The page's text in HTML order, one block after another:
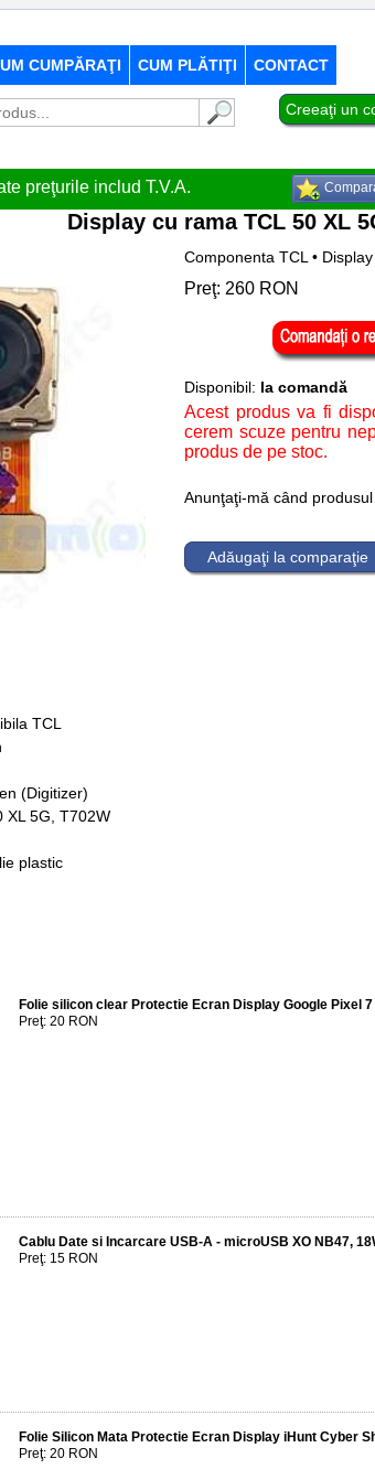
CUMPĂRAŢI CUM PLĂTIŢI CONTACT
Creeaţi un
preţurile includ T.V.A.
Display cu rama TCL 50 XL
Componenta TCL •
Preţ: 260 RON
Disponibil: la comandă
Acest produs va fi
cerem scuze pentru
produs de pe stoc.
Anunţaţi-mă când
Adăugaţi la comparaţie
TCL
(Digitizer)
XL 5G, T702W
plastic
Folie silicon clear Protectie Ecran Display Google Pixel 7
Preţ: 20 RON
Cablu Date si Incarcare USB-A - microUSB XO NB47,
Preţ: 15 RON
Folie Silicon Mata Protectie Ecran Display iHunt Cyber
Preţ: 20 RON